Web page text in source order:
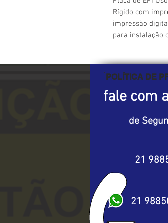
Rígido com
impressão
para instalação
POLÍTICA DE
fale com
de
21
21